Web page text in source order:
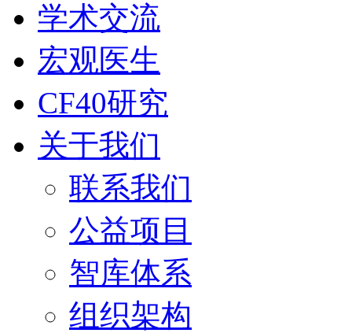
学术交流
宏观医生
CF40研究
关于我们
联系我们
公益项目
智库体系
组织架构